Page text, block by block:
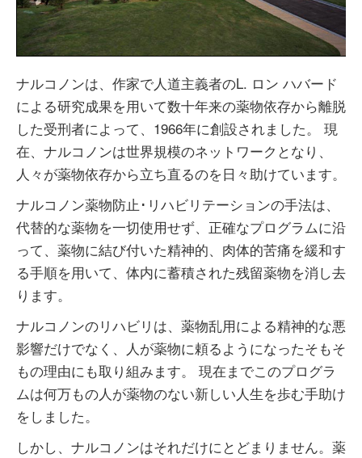
Video
ナルコノンは、作家で人道主義者のL. ロン ハバード
による研究成果を用いて数十年来の薬物依存から離脱
した受刑者によって、1966年に創設されました。 現
在、ナルコノンは世界規模のネットワークとなり、
人々が薬物依存から立ち直るのを日々助けています。
ナルコノン薬物防止･リハビリテーションの手法は、
代替的な薬物を一切使用せず、正確なプログラムに沿
って、薬物に結び付いた精神的、肉体的苦痛を緩和す
る手順を用いて、体内に蓄積された残留薬物を消し去
ります。
ナルコノンのリハビリは、薬物乱用による精神的な悪
影響だけでなく、人が薬物に頼るようになったそもそ
もの理由にも取り組みます。 現在までこのプログラ
ムは何万もの人が薬物のない新しい人生を歩む手助け
をしました。
しかし、ナルコノンはそれだけにとどまりません。薬